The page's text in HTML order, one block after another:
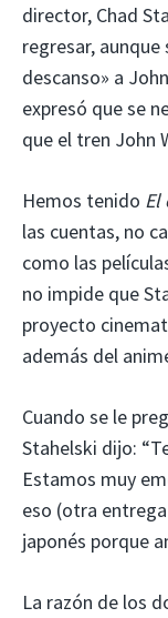
director, Chad
regresar,
descanso» a
expresó que se
que el tren John
Hemos tenido El
las cuentas, no
como las
no impide que
proyecto
además del
Cuando se le
Stahelski dijo:
Estamos muy
eso (otra
japonés porque
La razón de los